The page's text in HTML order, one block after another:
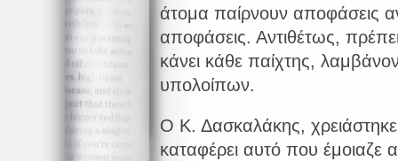
άτομα παίρνουν αποφάσεις
αποφάσεις. Αντιθέτως,
κάνει κάθε παίχτης,
υπολοίπων.
Ο Κ. Δασκαλάκης,
καταφέρει αυτό που έμοιαζε